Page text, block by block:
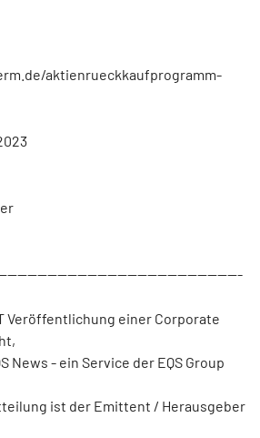
aktienrueckkaufprogramm-
Veröffentlichung einer Corporate
News - ein Service der EQS Group
ist der Emittent / Herausgeber